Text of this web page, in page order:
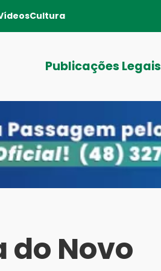
Cultura
Publicações Legais
do Novo